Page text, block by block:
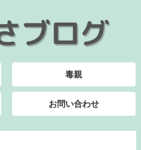
毒親
お問い合わせ